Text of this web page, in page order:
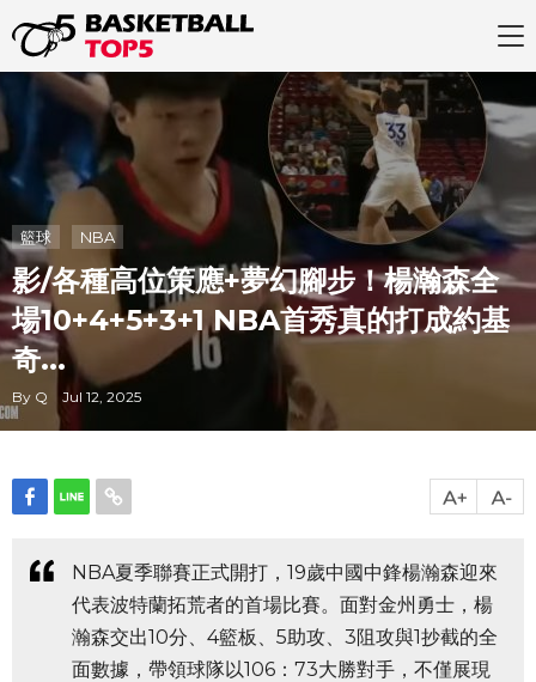
籃球 NBA
影/各種高位策應+夢幻腳步！楊瀚森全
場10+4+5+3+1 NBA首秀真的打成約基
奇...
By Q Jul 12, 2025
NBA夏季聯賽正式開打，19歲中國中鋒楊瀚森迎來
代表波特蘭拓荒者的首場比賽。面對金州勇士，楊
瀚森交出10分、4籃板、5助攻、3阻攻與1抄截的全
面數據，帶領球隊以106：73大勝對手，不僅展現